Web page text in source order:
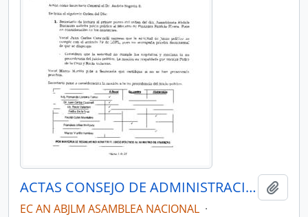
ACTAS CONSEJO DE ADMINISTRACIÓN LEGISLATIVA CAL-2011-2013
EC AN ABJLM ASAMBLEA NACIONAL ·